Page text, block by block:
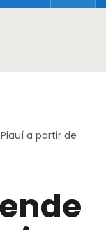
a partir de